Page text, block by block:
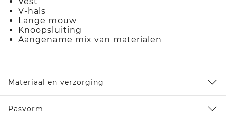
V-hals
Lange mouw
Knoopsluiting
Aangename mix van materialen
Materiaal en verzorging
Pasvorm